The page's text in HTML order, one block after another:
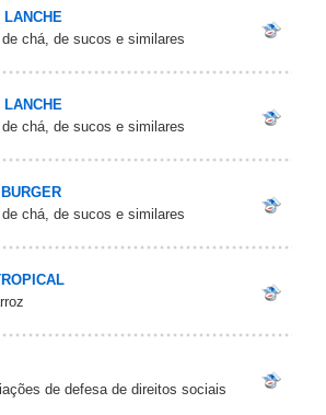
LANCHE
chá, de sucos e similares
LANCHE
chá, de sucos e similares
chá, de sucos e similares
de defesa de direitos sociais